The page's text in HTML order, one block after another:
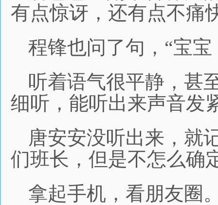
有点惊讶，还有点不痛
程锋也问了句，“宝
听着语气很平静，甚
细听，能听出来声音发
唐安安没听出来，就
们班长，但是不怎么确
拿起手机，看朋友圈